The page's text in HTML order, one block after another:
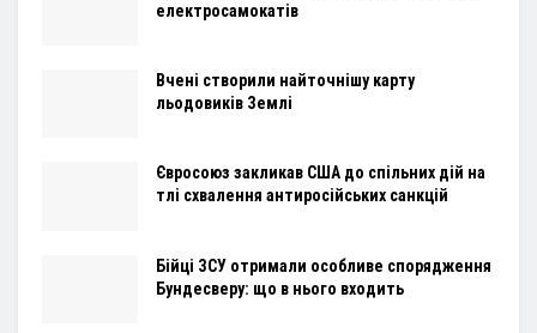
електросамокатів
Вчені створили найточнішу карту
льодовиків Землі
Євросоюз закликав США до спільних дій на
тлі схвалення антиросійських санкцій
Бійці ЗСУ отримали особливе спорядження
Бундесверу: що в нього входить